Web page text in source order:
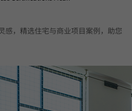
感，精选住宅与商业项目案例，助您